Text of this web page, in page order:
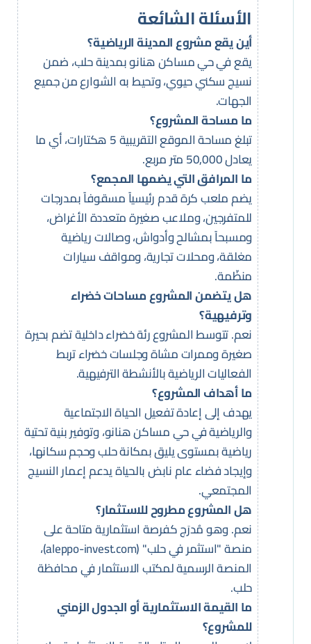
الأسئلة الشائعة
أين يقع مشروع المدينة الرياضية؟
يقع في حي مساكن هنانو بمدينة حلب، ضمن
نسيج سكني حيوي، وتحيط به الشوارع من جميع
الجهات.
ما مساحة المشروع؟
تبلغ مساحة الموقع التقريبية 5 هكتارات، أي ما
يعادل 50,000 متر مربع.
ما المرافق التي يضمها المجمع؟
يضم ملعب كرة قدم رئيسياً مسقوفاً بمدرجات
للمتفرجين، وملاعب صغيرة متعددة الأغراض،
ومسبحاً بمشالح وأدواش، وصالات رياضية
مغلقة، ومحلات تجارية، ومواقف سيارات
منظّمة.
هل يتضمن المشروع مساحات خضراء
وترفيهية؟
نعم. تتوسط المشروع رئة خضراء داخلية تضم بحيرة
صغيرة وممرات مشاة وجلسات خضراء تربط
الفعاليات الرياضية بالأنشطة الترفيهية.
ما أهداف المشروع؟
يهدف إلى إعادة تفعيل الحياة الاجتماعية
والرياضية في حي مساكن هنانو، وتوفير بنية تحتية
رياضية بمستوى يليق بمكانة حلب وحجم سكانها،
وإيجاد فضاء عام نابض بالحياة يدعم إعمار النسيج
المجتمعي.
هل المشروع مطروح للاستثمار؟
نعم. وهو مُدرَج كفرصة استثمارية متاحة على
منصة "استثمر في حلب" (aleppo-invest.com)،
المنصة الرسمية لمكتب الاستثمار في محافظة
حلب.
ما القيمة الاستثمارية أو الجدول الزمني
للمشروع؟